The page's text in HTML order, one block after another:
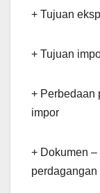
+ Tujuan
+ Tujuan
+ Perbedaan
impor
+ Dokumen